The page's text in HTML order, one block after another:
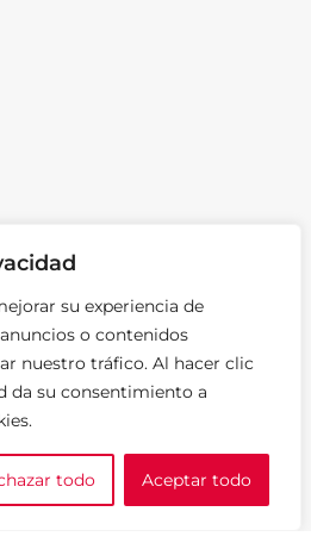
su experiencia de
o contenidos
nuestro tráfico. Al hacer clic
da su consentimiento a
todo Aceptar todo